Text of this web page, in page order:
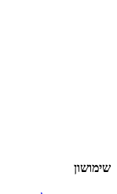
שימושון